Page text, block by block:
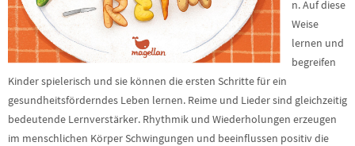
n. Auf diese
Weise
lernen und
begreifen
Kinder spielerisch und sie können die ersten Schritte für ein
gesundheitsförderndes Leben lernen. Reime und Lieder sind gleichzeitig
bedeutende Lernverstärker. Rhythmik und Wiederholungen erzeugen
im menschlichen Körper Schwingungen und beeinflussen positiv die